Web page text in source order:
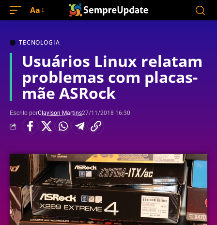
Aa
TECNOLOGIA
Usuários Linux relatam
problemas com placas-
mãe ASRock
Escrito porClaylson Martins27/11/2018 16:30